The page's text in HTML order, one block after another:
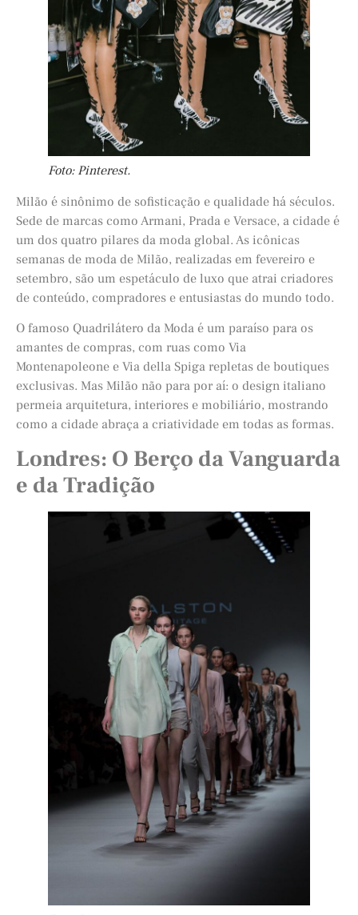
Foto: Pinterest.
Milão é sinônimo de sofisticação e qualidade há séculos.
Sede de marcas como Armani, Prada e Versace, a cidade é
um dos quatro pilares da moda global. As icônicas
semanas de moda de Milão, realizadas em fevereiro e
setembro, são um espetáculo de luxo que atrai criadores
de conteúdo, compradores e entusiastas do mundo todo.
O famoso Quadrilátero da Moda é um paraíso para os
amantes de compras, com ruas como Via
Montenapoleone e Via della Spiga repletas de boutiques
exclusivas. Mas Milão não para por aí: o design italiano
permeia arquitetura, interiores e mobiliário, mostrando
como a cidade abraça a criatividade em todas as formas.
Londres: O Berço da Vanguarda
e da Tradição